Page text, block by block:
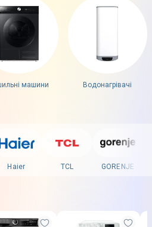
машини Водонагрівачі
Haier TCL GORENJE